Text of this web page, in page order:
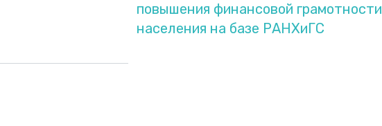
повышения финансовой грамотности
населения на базе РАНХиГС